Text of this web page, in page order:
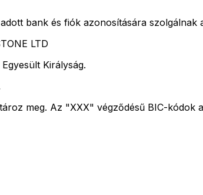
bank és fiók azonosítására szolgálnak
LTD
Királyság.
meg. Az "XXX" végződésű BIC-kódok